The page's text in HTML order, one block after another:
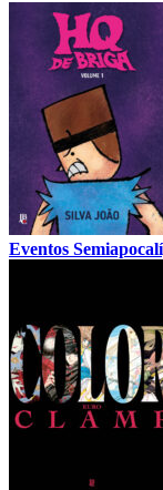
Eventos